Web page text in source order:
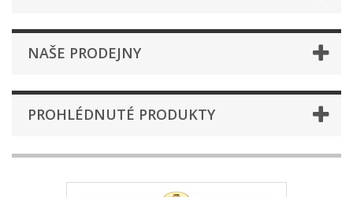
NAŠE PRODEJNY
PROHLÉDNUTÉ PRODUKTY